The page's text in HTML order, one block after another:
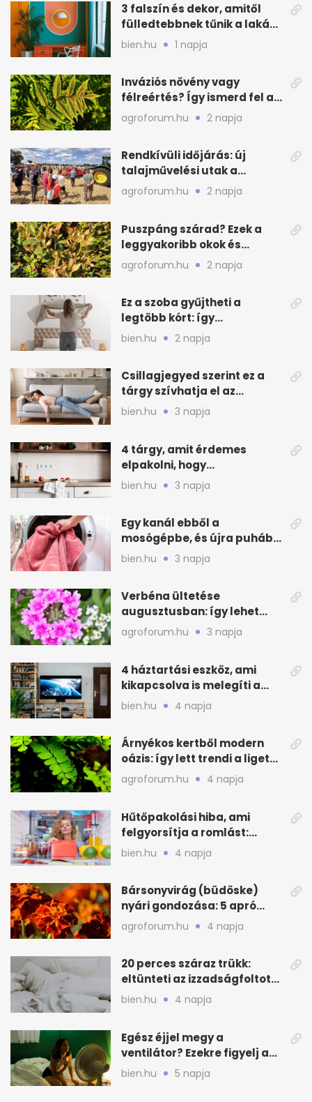
3 falszín és dekor, amitől
fülledtebbnek tűnik a lakás
nyáron
bien.hu 1 napja
Inváziós növény vagy
félreértés? Így ismerd fel a
valódi kockázatot
agroforum.hu 2 napja
Rendkívüli időjárás: új
talajművelési utak a
gazdáknak
agroforum.hu 2 napja
Puszpáng szárad? Ezek a
leggyakoribb okok és
teendők
agroforum.hu 2 napja
Ez a szoba gyűjtheti a
legtöbb kórt: így
mélytisztítsd otthon
bien.hu 2 napja
Csillagjegyed szerint ez a
tárgy szívhatja el az
otthonod energiáját
bien.hu 3 napja
4 tárgy, amit érdemes
elpakolni, hogy
hűvösebbnek tűnjön a lakás
bien.hu 3 napja
Egy kanál ebből a
mosógépbe, és újra puhább
lesz a törölköző
bien.hu 3 napja
Verbéna ültetése
augusztusban: így lehet
még idén virágos a kert
agroforum.hu 3 napja
4 háztartási eszköz, ami
kikapcsolva is melegíti a
lakást
bien.hu 4 napja
Árnyékos kertből modern
oázis: így lett trendi a ligetes
zöld
agroforum.hu 4 napja
Hűtőpakolási hiba, ami
felgyorsítja a romlást:
zónákra figyelj
bien.hu 4 napja
Bársonyvirág (büdöske)
nyári gondozása: 5 apró
lépés a dús virágzásért
agroforum.hu 4 napja
20 perces száraz trükk:
eltünteti az izzadságfoltot
és a szagot a matracról
bien.hu 4 napja
Egész éjjel megy a
ventilátor? Ezekre figyelj a
hőségben alvásnál
bien.hu 5 napja